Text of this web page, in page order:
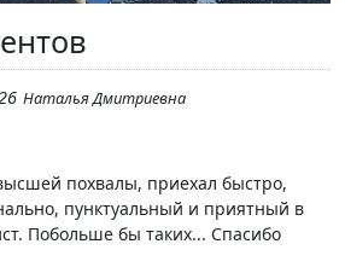
Наталья Дмитриевна
похвалы, приехал быстро,
пунктуальный и приятный в
Побольше бы таких... Спасибо